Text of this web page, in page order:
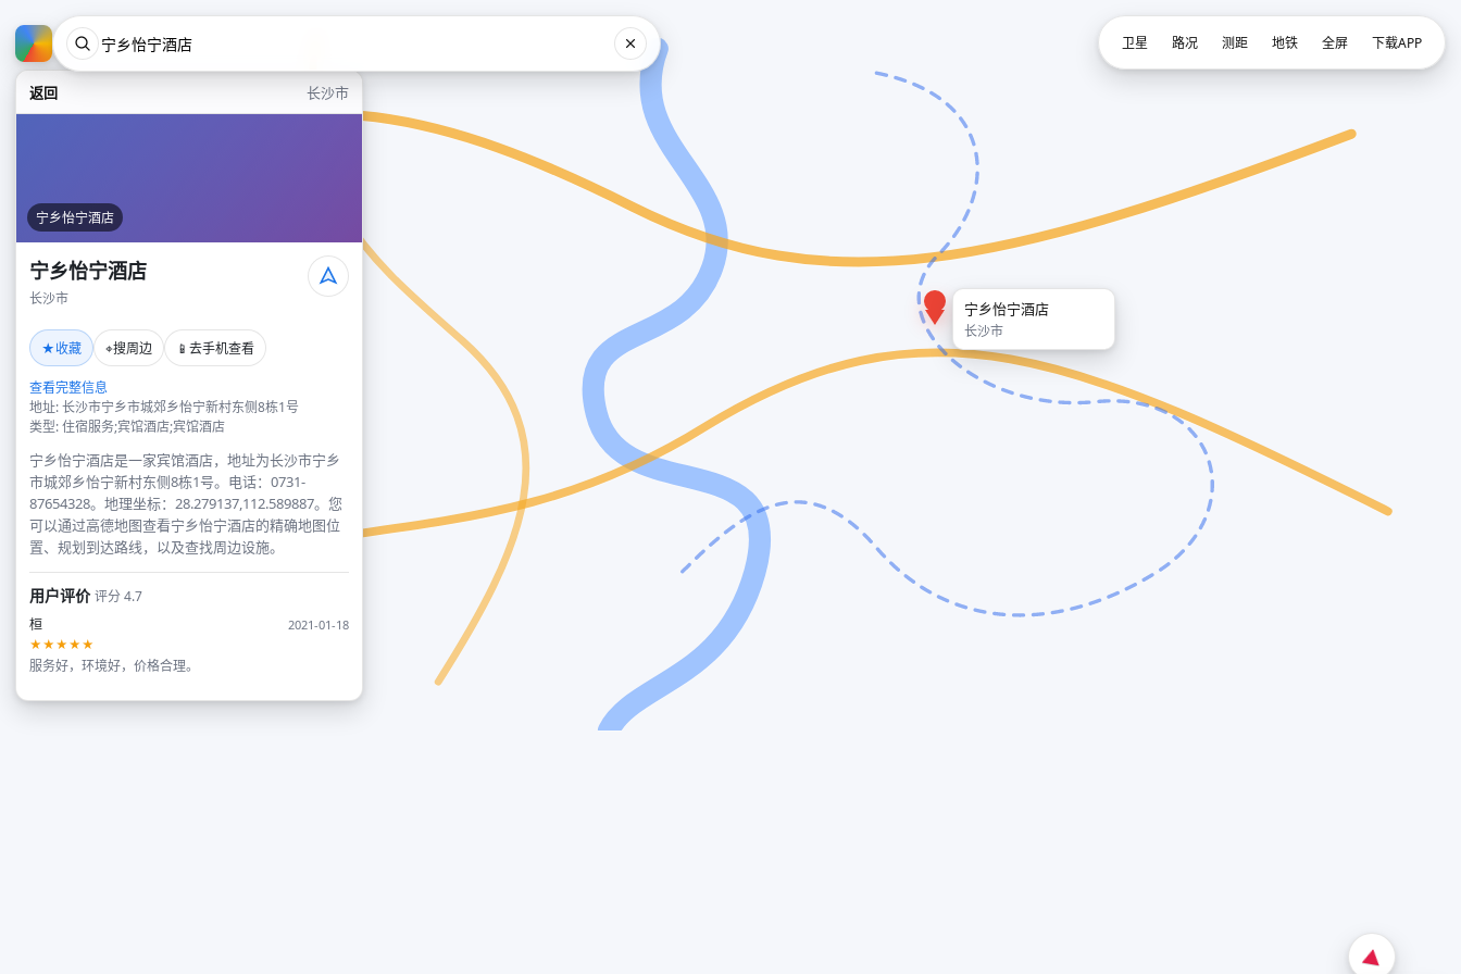
返回 长沙市
宁乡怡宁酒店
宁乡怡宁酒店
长沙市
★收藏 ⌖搜周边 📱 去手机查看
查看完整信息
地址: 长沙市宁乡市城郊乡怡宁新村东侧8栋1号
类型: 住宿服务;宾馆酒店;宾馆酒店
宁乡怡宁酒店是一家宾馆酒店，地址为长沙市宁乡
市城郊乡怡宁新村东侧8栋1号。电话：0731-
87654328。地理坐标：28.279137,112.589887。您
可以通过高德地图查看宁乡怡宁酒店的精确地图位
置、规划到达路线，以及查找周边设施。
用户评价评分 4.7
桓
2021-01-18
★★★★★
服务好，环境好，价格合理。
宁乡怡宁酒店
长沙市
卫星 路况 测距 地铁 全屏 下载APP